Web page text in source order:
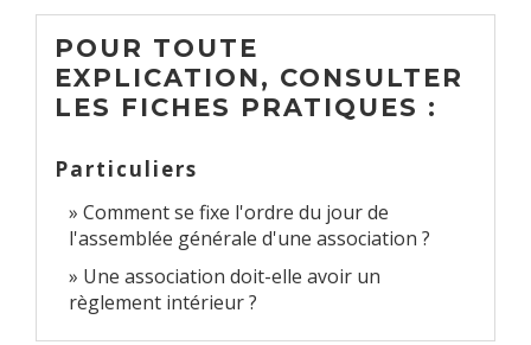
POUR TOUTE
EXPLICATION, CONSULTER
LES FICHES PRATIQUES :
Particuliers
Comment se fixe l'ordre du jour de
l'assemblée générale d'une association ?
Une association doit-elle avoir un
règlement intérieur ?